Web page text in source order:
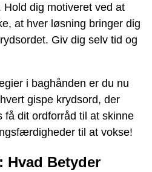
dig motiveret ved at
at hver løsning bringer dig
Giv dig selv tid og
i baghånden er du nu
gispe krydsord, der
få dit ordforråd til at skinne
til at vokse!
Hvad Betyder